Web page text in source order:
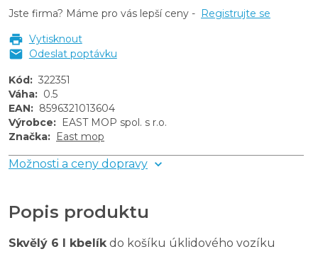
Jste firma? Máme pro vás lepší ceny - Registrujte se
Vytisknout
Odeslat poptávku
Kód: 322351
Váha: 0.5
EAN: 8596321013604
Výrobce: EAST MOP spol. s r.o.
Značka: East mop
Možnosti a ceny dopravy
Popis produktu
Skvělý 6 l kbelík do košíku úklidového vozíku